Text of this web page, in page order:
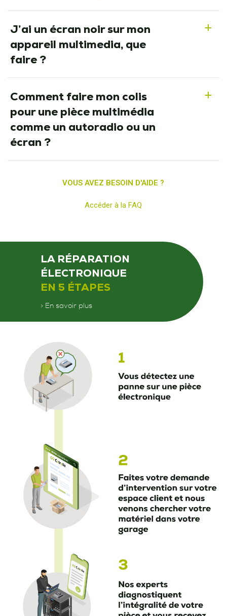
a
J’ai un écran noir sur mon
appareil multimedia, que
faire ?
a
Comment faire mon colis
pour une pièce multimédia
comme un autoradio ou un
écran ?
VOUS AVEZ BESOIN D'AIDE ?
Accéder à la FAQ
LA RÉPARATION
ÉLECTRONIQUE
EN 5 ÉTAPES
> En savoir plus